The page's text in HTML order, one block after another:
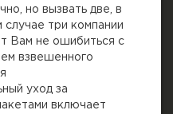
но вызвать две, в
случае три компании
Вам не ошибиться с
взвешенного
уход за
включает